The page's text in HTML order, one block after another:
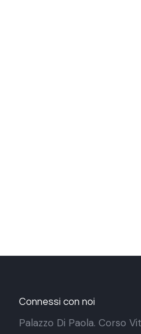
Connessi con noi
Palazzo Di Paola. Corso